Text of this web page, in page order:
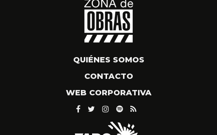
QUIÉNES SOMOS
CONTACTO
WEB CORPORATIVA